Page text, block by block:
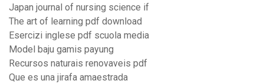
Japan journal of nursing science if
The art of learning pdf download
Esercizi inglese pdf scuola media
Model baju gamis payung
Recursos naturais renovaveis pdf
Que es una jirafa amaestrada